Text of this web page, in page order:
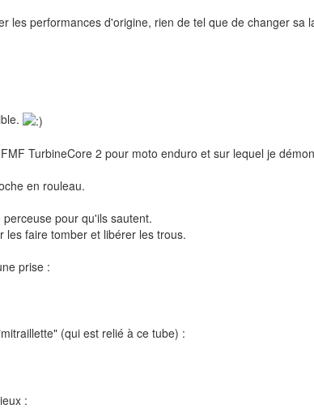
les performances d'origine, rien de tel que de changer sa
TurbineCore 2 pour moto enduro et sur lequel je
en rouleau.
pour qu'ils sautent.
les faire tomber et libérer les trous.
prise :
(qui est relié à ce tube) :
: